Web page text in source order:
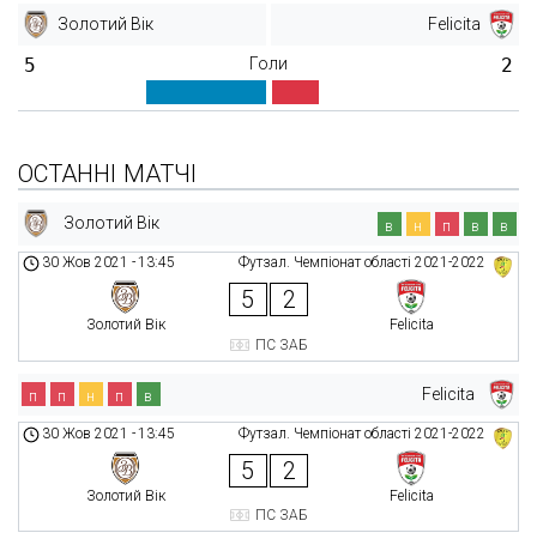
Золотий Вік Felicita
5 Голи 2
ОСТАННІ МАТЧІ
Золотий Вік в н п в в
Футзал. Чемпіонат області 2021-2022
30 Жов 2021 -13:45
Золотий Вік
5 2
Felicita
ПС ЗАБ
Felicita
п п н п в
Футзал. Чемпіонат області 2021-2022
30 Жов 2021 -13:45
Золотий Вік
5 2
Felicita
ПС ЗАБ